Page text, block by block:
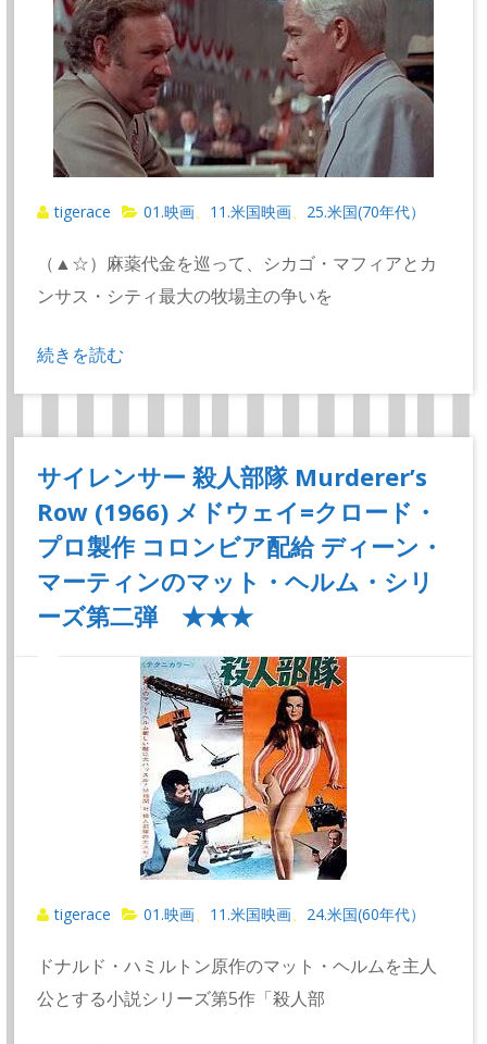
tigerace 01.映画 11.米国映画 25.米国(70年代）
（▲☆）麻薬代金を巡って、シカゴ・マフィアとカ
ンサス・シティ最大の牧場主の争いを
続きを読む
サイレンサー 殺人部隊 Murderer’s
Row (1966) メドウェイ=クロード・
プロ製作 コロンビア配給 ディーン・
マーティンのマット・ヘルム・シリ
ーズ第二弾 ★★★
tigerace 01.映画 11.米国映画 24.米国(60年代）
ドナルド・ハミルトン原作のマット・ヘルムを主人
公とする小説シリーズ第5作「殺人部